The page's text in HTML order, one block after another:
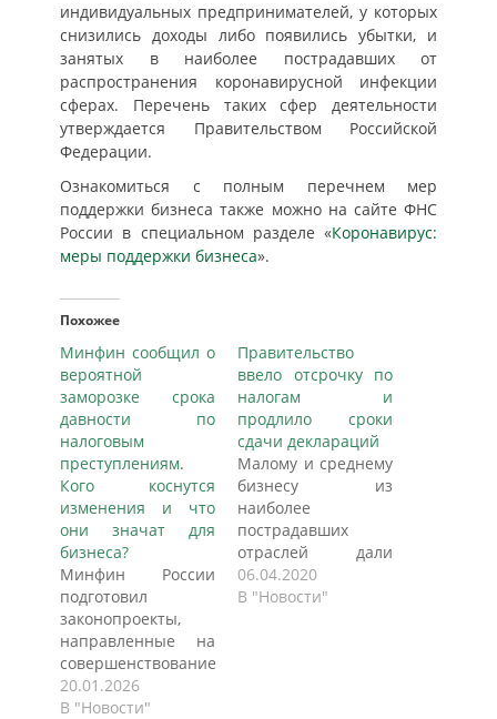
индивидуальных предпринимателей, у которых
снизились доходы либо появились убытки, и
занятых в наиболее пострадавших от
распространения коронавирусной инфекции
сферах. Перечень таких сфер деятельности
утверждается Правительством Российской
Федерации.
Ознакомиться с полным перечнем мер
поддержки бизнеса также можно на сайте ФНС
России в специальном разделе «Коронавирус:
меры поддержки бизнеса».
Похожее
Минфин сообщил о
вероятной
заморозке срока
давности по
налоговым
преступлениям.
Кого коснутся
изменения и что
они значат для
бизнеса?
Минфин России
подготовил
законопроекты,
направленные на
совершенствование
механизма
предоставления
20.01.2026
В "Новости"
Правительство
ввело отсрочку по
налогам и
продлило сроки
сдачи деклараций
Малому и среднему
бизнесу из
наиболее
пострадавших
отраслей дали
отсрочку по уплате
налогов на полгода.
06.04.2020
В "Новости"